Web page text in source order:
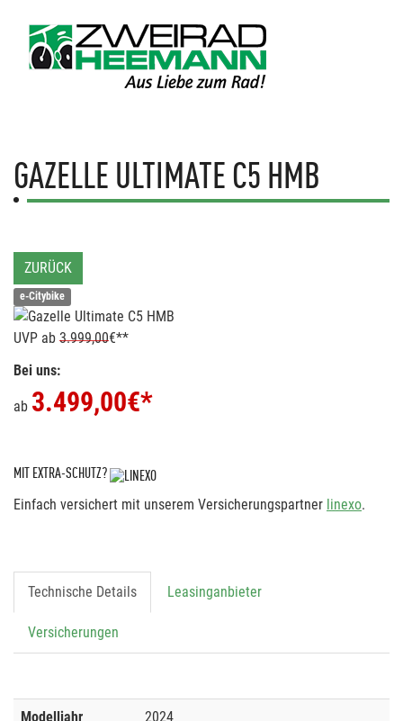
GAZELLE ULTIMATE C5 HMB
ZURÜCK
e-Citybike
UVP ab 3.999,00€**
Bei uns:
ab 3.499,00€*
MIT EXTRA-SCHUTZ?
Einfach versichert mit unserem Versicherungspartner linexo.
Technische Details Leasinganbieter
Versicherungen
Modelljahr 2024